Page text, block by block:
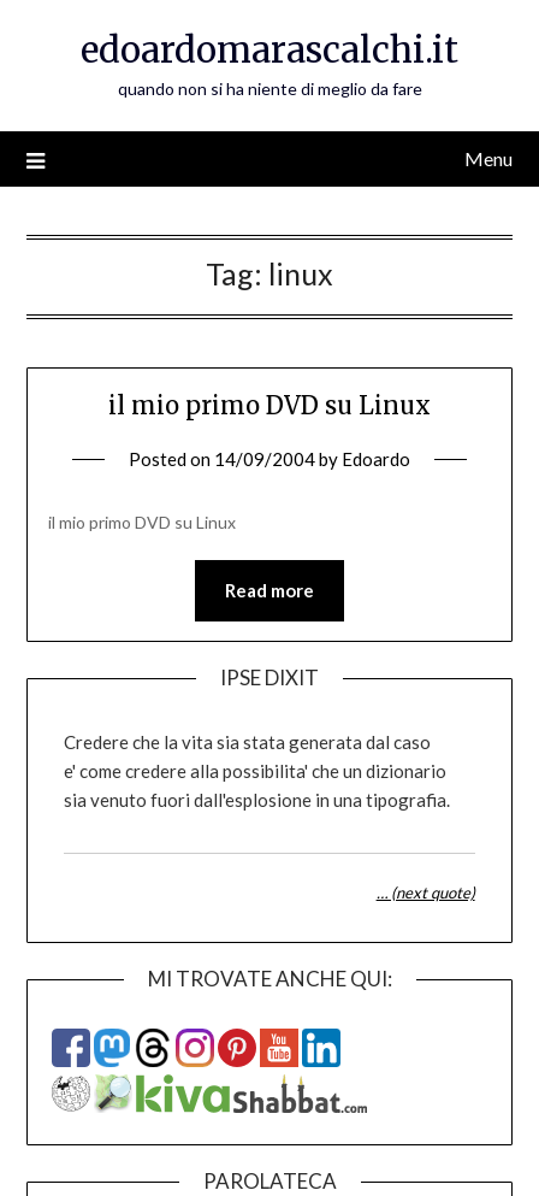
edoardomarascalchi.it
quando non si ha niente di meglio da fare
Menu
Tag: linux
il mio primo DVD su Linux
Posted on 14/09/2004by Edoardo
il mio primo DVD su Linux
Read more
IPSE DIXIT
Credere che la vita sia stata generata dal caso
e' come credere alla possibilita' che un dizionario
sia venuto fuori dall'esplosione in una tipografia.
… (next quote)
MI TROVATE ANCHE QUI:
PAROLATECA